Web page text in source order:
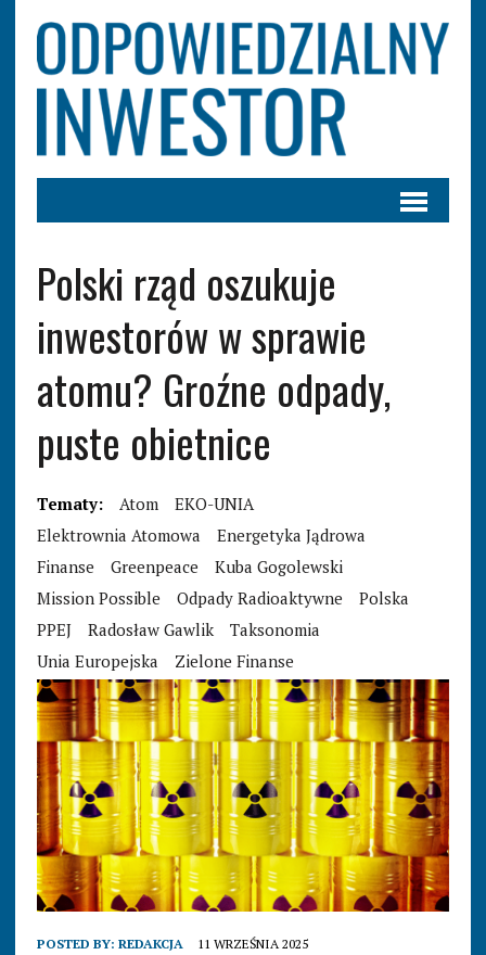
Polski rząd oszukuje
inwestorów w sprawie
atomu? Groźne odpady,
puste obietnice
Tematy: Atom
EKO-UNIA
Elektrownia Atomowa
Energetyka Jądrowa
Finanse
Greenpeace
Kuba Gogolewski
Mission Possible
Odpady Radioaktywne
Polska
PPEJ
Radosław Gawlik
Taksonomia
Unia Europejska
Zielone Finanse
POSTED BY: REDAKCJA 11 WRZEŚNIA 2025